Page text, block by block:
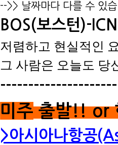
-->> 날짜마다 다를 수 있
BOS(보스턴)-
저렴하고 현실적인
그 사람은 오늘도 당
미주출발!! or
>아시아나항공